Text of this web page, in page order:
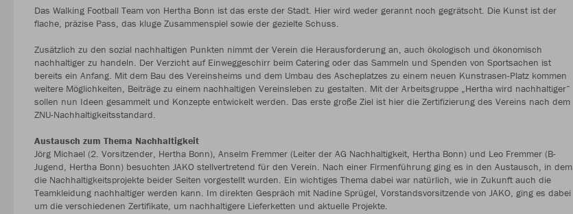
Das Walking Football Team von Hertha Bonn ist das erste der Stadt. Hier wird weder gerannt noch gegrätscht. Die Kunst ist der
flache, präzise Pass, das kluge Zusammenspiel sowie der gezielte Schuss.
Zusätzlich zu den sozial nachhaltigen Punkten nimmt der Verein die Herausforderung an, auch ökologisch und ökonomisch
nachhaltiger zu handeln. Der Verzicht auf Einweggeschirr beim Catering oder das Sammeln und Spenden von Sportsachen ist
bereits ein Anfang. Mit dem Bau des Vereinsheims und dem Umbau des Ascheplatzes zu einem neuen Kunstrasen-Platz kommen
weitere Möglichkeiten, Beiträge zu einem nachhaltigen Vereinsleben zu gestalten. Mit der Arbeitsgruppe „Hertha wird nachhaltiger“
sollen nun Ideen gesammelt und Konzepte entwickelt werden. Das erste große Ziel ist hier die Zertifizierung des Vereins nach dem
ZNU-Nachhaltigkeitsstandard.
Austausch zum Thema Nachhaltigkeit
Jörg Michael (2. Vorsitzender, Hertha Bonn), Anselm Fremmer (Leiter der AG Nachhaltigkeit, Hertha Bonn) und Leo Fremmer (B-
Jugend, Hertha Bonn) besuchten JAKO stellvertretend für den Verein. Nach einer Firmenführung ging es in den Austausch, in dem
die Nachhaltigkeitsprojekte beider Seiten vorgestellt wurden. Ein wichtiges Thema dabei war natürlich, wie in Zukunft auch die
Teamkleidung nachhaltiger werden kann. Im direkten Gespräch mit Nadine Sprügel, Vorstandsvorsitzende von JAKO, ging es dabei
um die verschiedenen Zertifikate, um nachhaltigere Lieferketten und aktuelle Projekte.